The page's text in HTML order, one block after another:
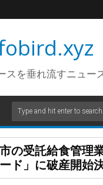
スを垂れ流すニュー
の受託給食管理
ド」に破産開始